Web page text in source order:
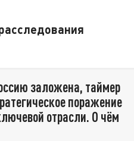
заложена, таймер
поражение
отрасли. О чём